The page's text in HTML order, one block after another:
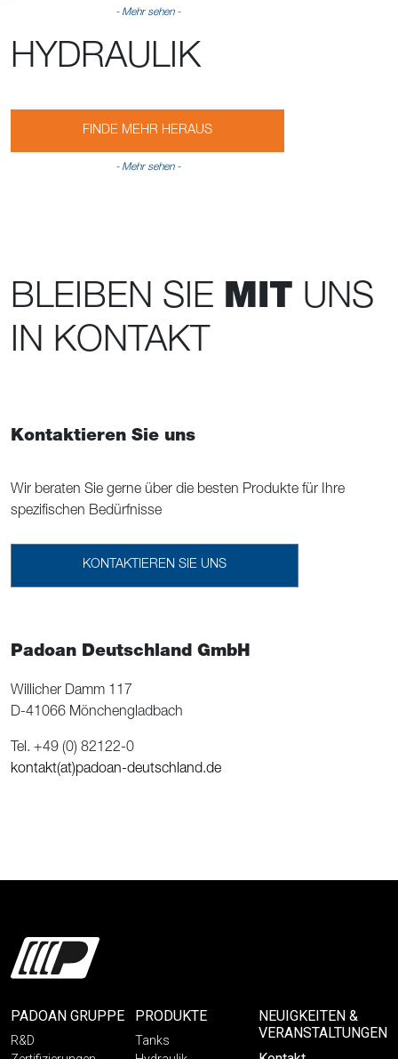
- Mehr sehen -
HYDRAULIK
FINDE MEHR HERAUS
- Mehr sehen -
BLEIBEN SIE MIT UNS
IN KONTAKT
Padoan Deutschland GmbH
Willicher Damm 117
D-41066 Mönchengladbach
Tel. +49 (0) 82122-0
kontakt(at)padoan-deutschland.de
Kontaktieren Sie uns
Wir beraten Sie gerne über die besten Produkte für Ihre
spezifischen Bedürfnisse
KONTAKTIEREN SIE UNS
PADOAN GRUPPE
R&D
PRODUKTE
Tanks
NEUIGKEITEN &
VERANSTALTUNGEN